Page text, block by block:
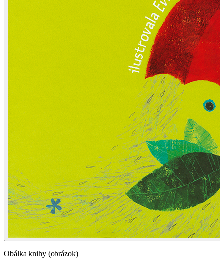
Obálka knihy (obrázok)